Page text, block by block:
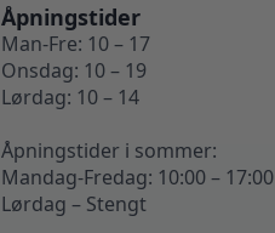
Åpningstider
Man-Fre: 10 – 17
Onsdag: 10 – 19
Lørdag: 10 – 14
Åpningstider i sommer:
Mandag-Fredag: 10:00 – 17:00
Lørdag – Stengt